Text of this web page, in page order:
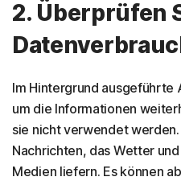
2. Überprüfen
Im Hintergrund ausgeführte
um die Informationen
sie nicht verwendet
Nachrichten, das Wetter
Medien liefern. Es können